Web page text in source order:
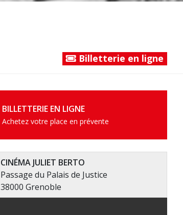
Billetterie en ligne
BILLETTERIE EN LIGNE
Achetez votre place en prévente
CINÉMA JULIET BERTO
Passage du Palais de Justice
38000 Grenoble